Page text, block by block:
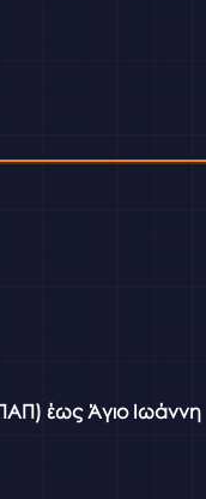
έως Άγιο Ιωάννη